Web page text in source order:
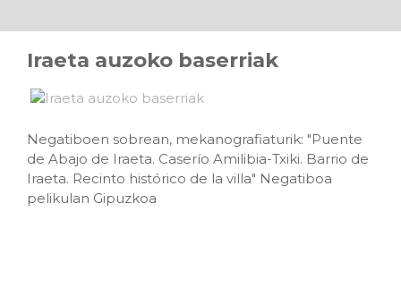
Iraeta auzoko baserriak
Negatiboen sobrean, mekanografiaturik: "Puente
de Abajo de Iraeta. Caserío Amilibia-Txiki. Barrio de
Iraeta. Recinto histórico de la villa" Negatiboa
pelikulan Gipuzkoa